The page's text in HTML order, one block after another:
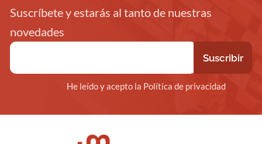
Suscríbete y estarás al tanto de nuestras
novedades
He leído y acepto la Política de privacidad